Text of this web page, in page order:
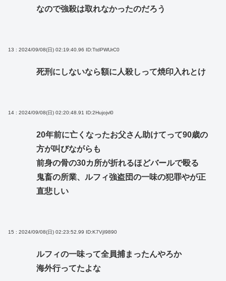
なので強殺は取れなかったのだろう
13 : 2024/09/08(日) 02:19:40.96 ID:TtdPWUrC0
死刑にしないなら額に人殺しって焼印入れとけ
14 : 2024/09/08(日) 02:20:48.91 ID:2Hujojvl0
20年前に亡くなったお父さん助けてって90歳の
方が叫びながらも
前身の骨の30カ所が折れるほどバールで殴る
鬼畜の所業、ルフィ強盗団の一味の犯罪やが正
直悲しい
15 : 2024/09/08(日) 02:23:52.99 ID:K7VjI9890
ルフィの一味って全員捕まったんやろか
海外行ってたよな